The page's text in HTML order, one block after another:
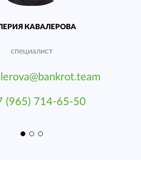
КАВАЛЕРОВА
специалист
(965) 714-65-50